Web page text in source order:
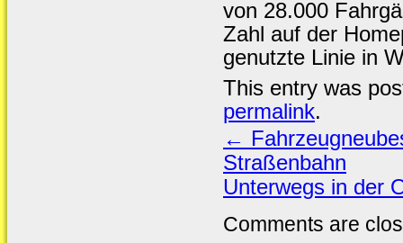
von 28.000
Zahl auf der
genutzte Linie in
This entry was
permalink.
←
Straßenbahn
Unterwegs in der
Comments are